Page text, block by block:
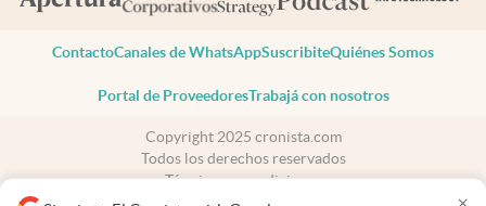
ContactoCanales de WhatsAppSuscribiteQuiénes Somos
Portal de ProveedoresTrabajá con nosotros
Copyright 2025 cronista.com
Todos los derechos reservados
Términos y condiciones
Privacidad